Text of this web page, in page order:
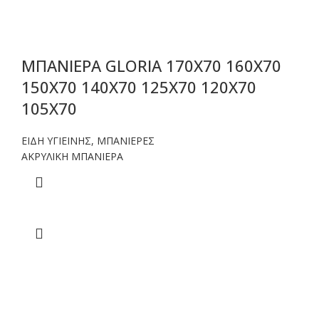
ΜΠΑΝΙΕΡΑ GLORIA 170X70 160X70
150X70 140X70 125X70 120X70
105X70
ΕΙΔΗ ΥΓΙΕΙΝΗΣ, ΜΠΑΝΙΕΡΕΣ
ΑΚΡΥΛΙΚΗ ΜΠΑΝΙΕΡΑ